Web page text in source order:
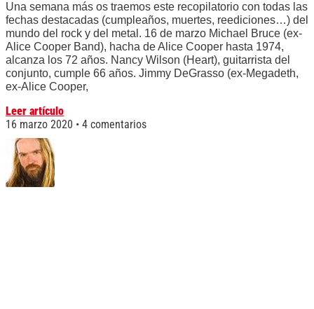
Una semana más os traemos este recopilatorio con todas las
fechas destacadas (cumpleaños, muertes, reediciones…) del
mundo del rock y del metal. 16 de marzo Michael Bruce (ex-
Alice Cooper Band), hacha de Alice Cooper hasta 1974,
alcanza los 72 años. Nancy Wilson (Heart), guitarrista del
conjunto, cumple 66 años. Jimmy DeGrasso (ex-Megadeth,
ex-Alice Cooper,
Leer artículo
16 marzo 2020
4 comentarios